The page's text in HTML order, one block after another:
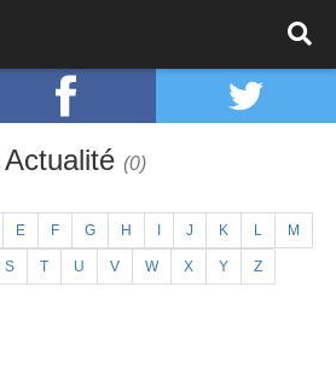
(0)
E F G H J K L M
S T U V W X Y Z